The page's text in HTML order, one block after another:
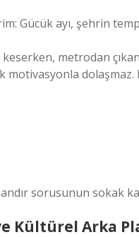
Gücük ayı, şehrin
metrodan
motivasyonla
sorusunun sokak
Kültürel Arka